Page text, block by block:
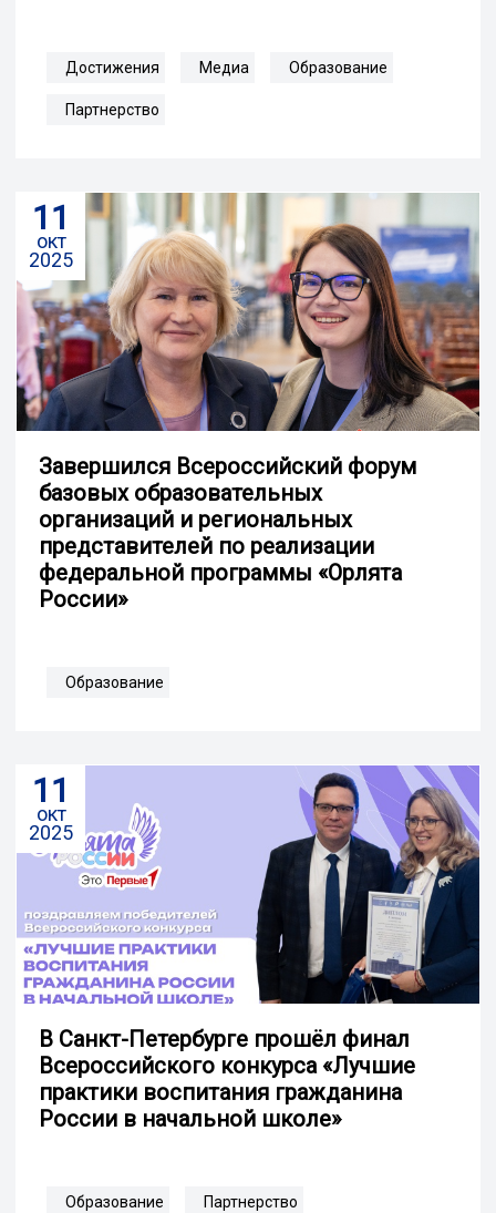
Достижения Медиа Образование
Партнерство
11
окт
2025
Завершился Всероссийский форум
базовых образовательных
организаций и региональных
представителей по реализации
федеральной программы «Орлята
России»
Образование
11
окт
2025
В Санкт-Петербурге прошёл финал
Всероссийского конкурса «Лучшие
практики воспитания гражданина
России в начальной школе»
Образование Партнерство